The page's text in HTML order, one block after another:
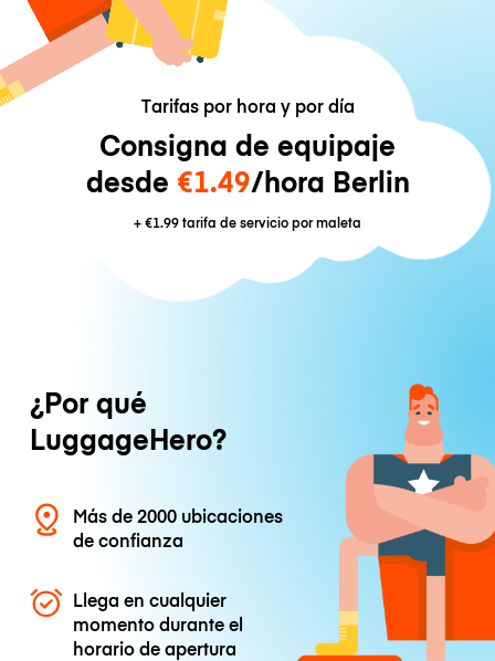
Tarifas por hora y por día
Consigna de equipaje
desde €1.49/hora Berlin
+€1.99tarifa de servicio por maleta
¿Por qué
LuggageHero?
Más de 2000 ubicaciones
de confianza
Llega en cualquier
momento durante el
horario de apertura